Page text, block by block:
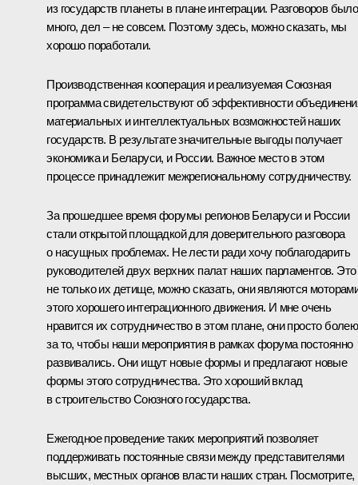
из государств планеты в плане интеграции. Разговоров было
много, дел – не совсем. Поэтому здесь, можно сказать, мы
хорошо поработали.
Производственная кооперация и реализуемая Союзная
программа свидетельствуют об эффективности
материальных и интеллектуальных возможностей наших
государств. В результате значительные выгоды получает
экономика и Беларуси, и России. Важное место в этом
процессе принадлежит межрегиональному сотрудничеству.
За прошедшее время форумы регионов Беларуси и России
стали открытой площадкой для доверительного разговора
о насущных проблемах. Не лести ради хочу поблагодарить
руководителей двух верхних палат наших парламентов. Это
не только их детище, можно сказать, они являются
этого хорошего интеграционного движения. И мне очень
нравится их сотрудничество в этом плане, они просто
за то, чтобы наши мероприятия в рамках форума постоянно
развивались. Они ищут новые формы и предлагают новые
формы этого сотрудничества. Это хороший вклад
в строительство Союзного государства.
Ежегодное проведение таких мероприятий позволяет
поддерживать постоянные связи между представителями
высших, местных органов власти наших стран. Посмотрите,